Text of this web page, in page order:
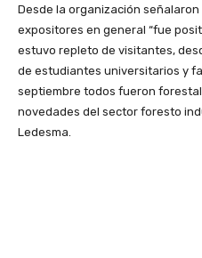
Desde la organización
expositores en general “fue
estuvo repleto de visitantes,
de estudiantes universitarios y
septiembre todos fueron
novedades del sector foresto
Ledesma.